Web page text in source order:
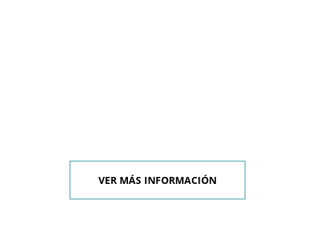
VER MÁS INFORMACIÓN